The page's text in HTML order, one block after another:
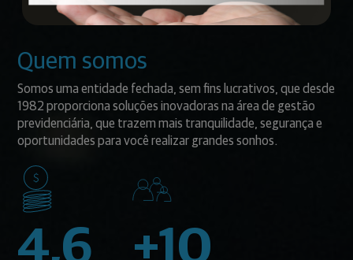
Quem somos
Somos uma entidade fechada, sem fins lucrativos, que desde
1982 proporciona soluções inovadoras na área de gestão
previdenciária, que trazem mais tranquilidade, segurança e
oportunidades para você realizar grandes sonhos.
4,6 +10